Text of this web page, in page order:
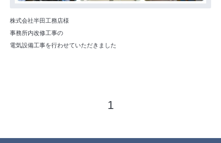
株式会社半田工務店様
事務所内改修工事の
電気設備工事を行わせていただきました
1